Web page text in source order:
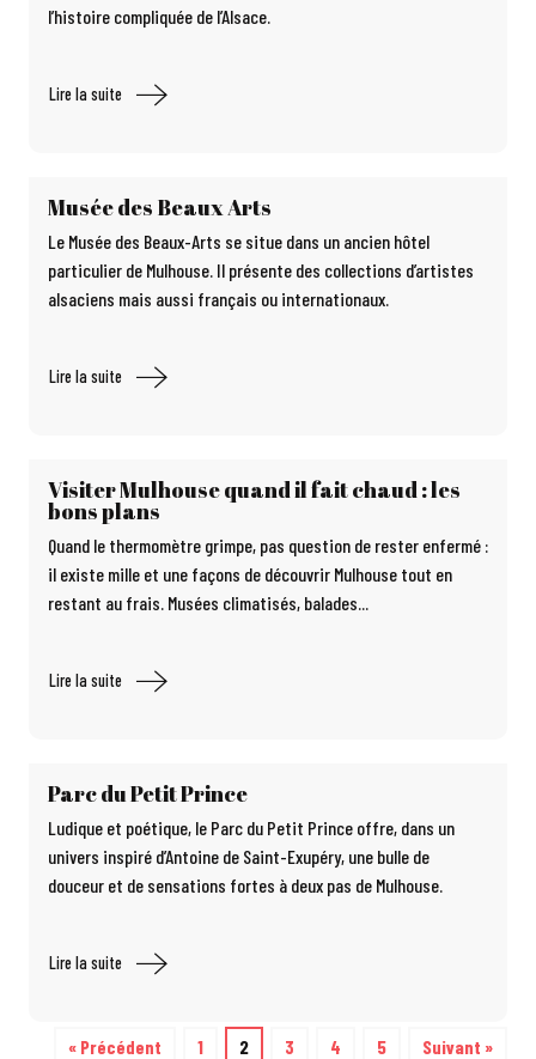
l’histoire compliquée de l’Alsace.
Lire la suite
Musée des Beaux Arts
Le Musée des Beaux-Arts se situe dans un ancien hôtel
particulier de Mulhouse. Il présente des collections d’artistes
alsaciens mais aussi français ou internationaux.
Lire la suite
Visiter Mulhouse quand il fait chaud : les
bons plans
Quand le thermomètre grimpe, pas question de rester enfermé :
il existe mille et une façons de découvrir Mulhouse tout en
restant au frais. Musées climatisés, balades...
Lire la suite
Parc du Petit Prince
Ludique et poétique, le Parc du Petit Prince offre, dans un
univers inspiré d’Antoine de Saint-Exupéry, une bulle de
douceur et de sensations fortes à deux pas de Mulhouse.
Lire la suite
« Précédent 1 2 3 4 5 Suivant »